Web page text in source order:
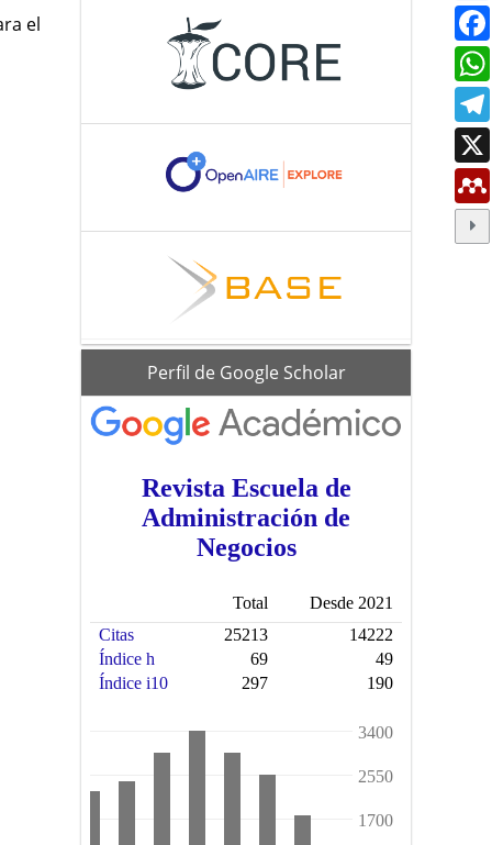
el
scholarPerfil de Google Scholar